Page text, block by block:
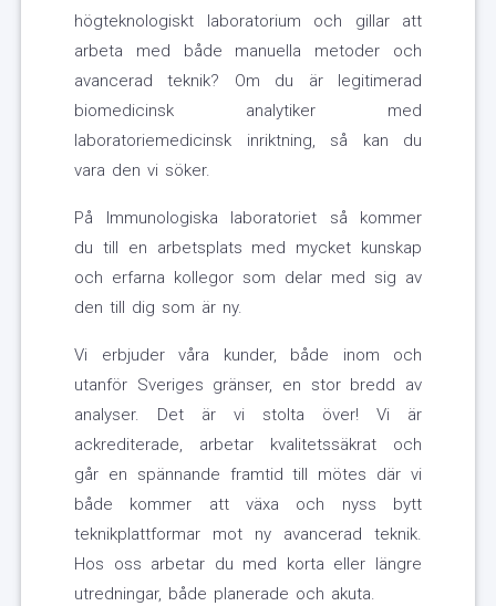
högteknologiskt laboratorium och gillar att
arbeta med både manuella metoder och
avancerad teknik? Om du är legitimerad
biomedicinsk analytiker med
laboratoriemedicinsk inriktning, så kan du
vara den vi söker.
På Immunologiska laboratoriet så kommer
du till en arbetsplats med mycket kunskap
och erfarna kollegor som delar med sig av
den till dig som är ny.
Vi erbjuder våra kunder, både inom och
utanför Sveriges gränser, en stor bredd av
analyser. Det är vi stolta över! Vi är
ackrediterade, arbetar kvalitetssäkrat och
går en spännande framtid till mötes där vi
både kommer att växa och nyss bytt
teknikplattformar mot ny avancerad teknik.
Hos oss arbetar du med korta eller längre
utredningar, både planerade och akuta.